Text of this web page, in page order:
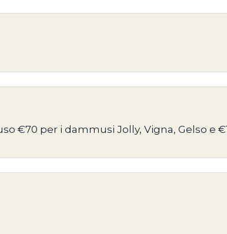
€70 per i dammusi Jolly, Vigna, Gelso e